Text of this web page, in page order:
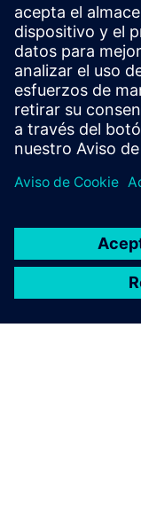
Caso
El fabricante de
Opcenter Quality
Lea el estudio de